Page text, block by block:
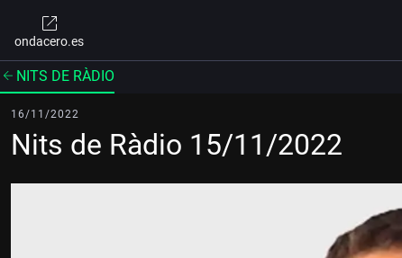
ondacero.es
NITS DE RÀDIO
16/11/2022
Nits de Ràdio 15/11/2022